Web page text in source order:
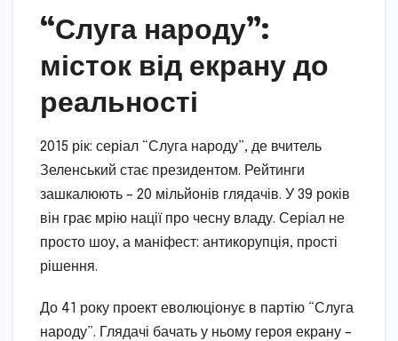
“Слуга народу”:
місток від екрану до
реальності
2015 рік: серіал “Слуга народу”, де вчитель
Зеленський стає президентом. Рейтинги
зашкалюють – 20 мільйонів глядачів. У 39 років
він грає мрію нації про чесну владу. Серіал не
просто шоу, а маніфест: антикорупція, прості
рішення.
До 41 року проект еволюціонує в партію “Слуга
народу”. Глядачі бачать у ньому героя екрану –